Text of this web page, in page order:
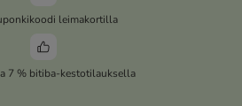
leimakortilla
7 % bitiba-kestotilauksella